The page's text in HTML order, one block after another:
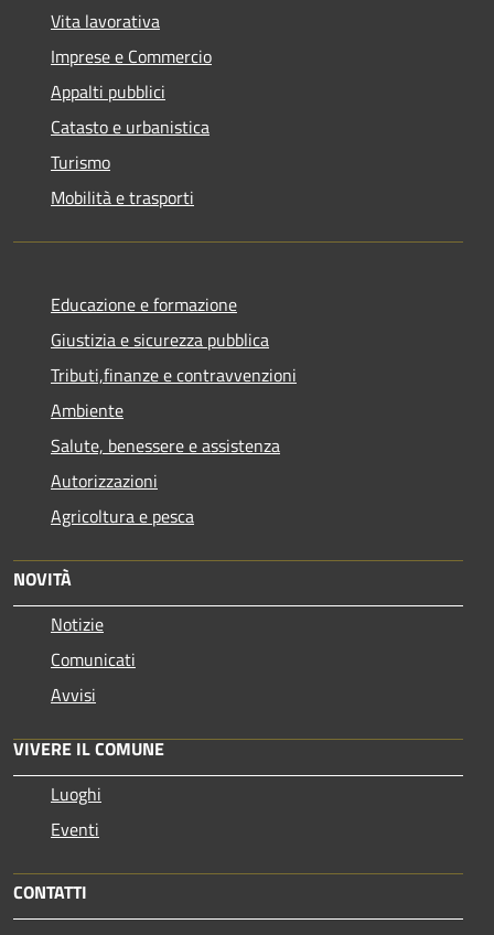
Vita lavorativa
Imprese e Commercio
Appalti pubblici
Catasto e urbanistica
Turismo
Mobilità e trasporti
Educazione e formazione
Giustizia e sicurezza pubblica
Tributi,finanze e contravvenzioni
Ambiente
Salute, benessere e assistenza
Autorizzazioni
Agricoltura e pesca
NOVITÀ
Notizie
Comunicati
Avvisi
VIVERE IL COMUNE
Luoghi
Eventi
CONTATTI